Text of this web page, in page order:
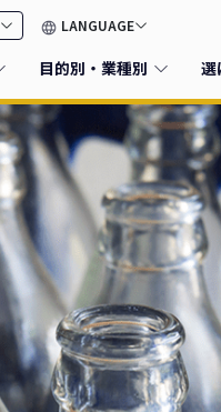
LANGUAGE
目的別・業種別 選